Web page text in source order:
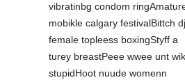
vibratinbg condom
mobikle calgary festivalBittch
female topleess boxingStyff a
turey breastPeee wwee unt
stupidHoot nuude womenn